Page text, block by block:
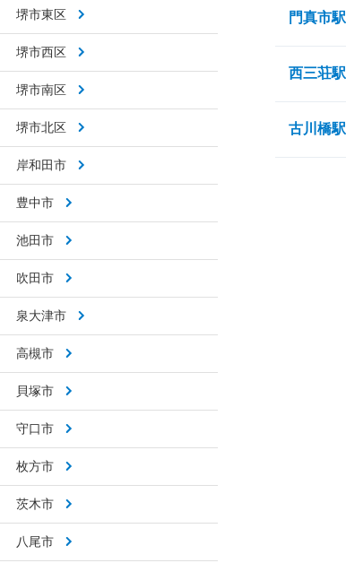
堺市東区
堺市西区
堺市南区
堺市北区
岸和田市
豊中市
池田市
吹田市
泉大津市
高槻市
貝塚市
守口市
枚方市
茨木市
八尾市
門真市駅
西三荘駅
古川橋駅